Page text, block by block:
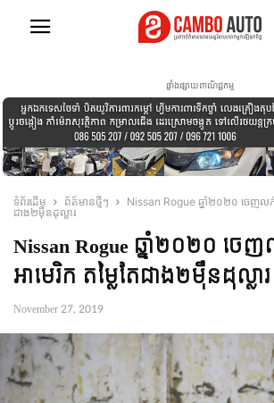
ផ្ទាំងផ្សាយពាណិជ្ជកម្ម
ទំព័រដើម ព័ត៍មានថ្មីៗ
Nissan Rogue ឆ្នាំ២០២០ ចេញលក់
ជាង២ម៉ឺនដុល្លារ
Nissan Rogue ឆ្នាំ២០២០ ច
អាមេរិក តម្លៃតែជាង២ម៉ឺនដុល្លារ
November 27, 2019